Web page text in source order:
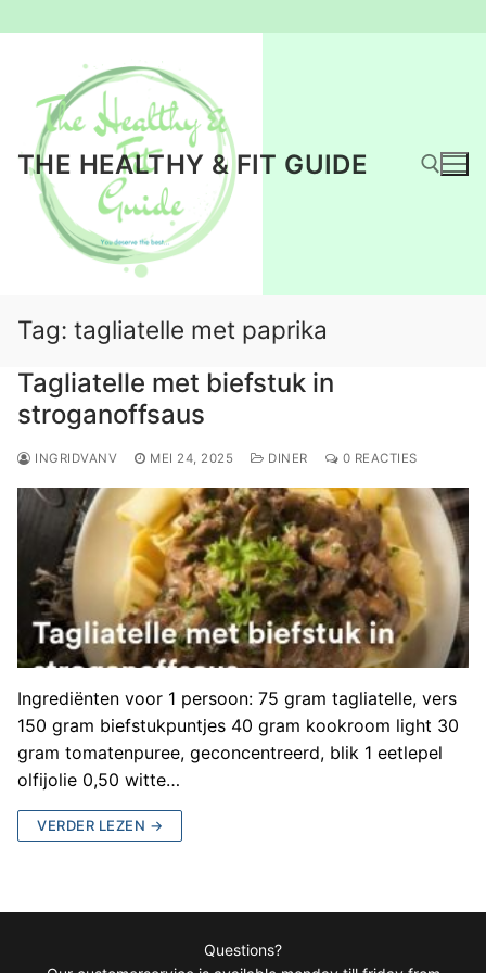
inhoud
THE HEALTHY & FIT GUIDE
Tag: tagliatelle met paprika
Tagliatelle met biefstuk in
stroganoffsaus
INGRIDVANV MEI 24, 2025 DINER 0 REACTIES
Ingrediënten voor 1 persoon: 75 gram tagliatelle, vers
150 gram biefstukpuntjes 40 gram kookroom light 30
gram tomatenpuree, geconcentreerd, blik 1 eetlepel
olfijolie 0,50 witte…
VERDER LEZEN →
Questions?